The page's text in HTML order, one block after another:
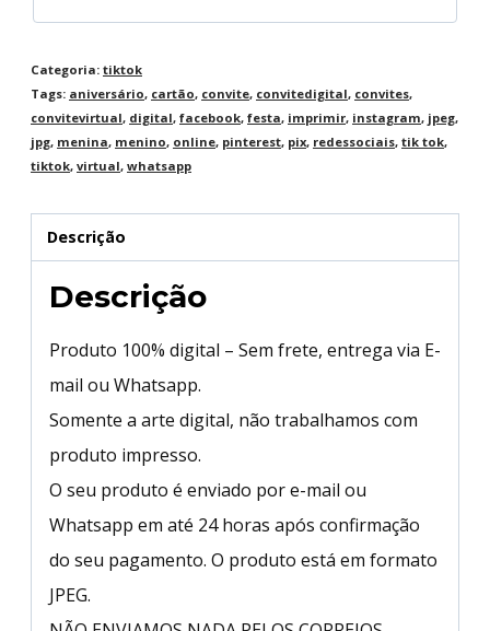
Categoria: tiktok
Tags: aniversário, cartão, convite, convitedigital, convites,
convitevirtual, digital, facebook, festa, imprimir, instagram, jpeg,
jpg, menina, menino, online, pinterest, pix, redessociais, tik tok,
tiktok, virtual, whatsapp
Descrição
Descrição
Produto 100% digital – Sem frete, entrega via E-
mail ou Whatsapp.
Somente a arte digital, não trabalhamos com
produto impresso.
O seu produto é enviado por e-mail ou
Whatsapp em até 24 horas após confirmação
do seu pagamento. O produto está em formato
JPEG.